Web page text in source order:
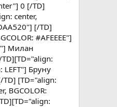
0 [/TD]
center,
[/TD]
#AFEEEE"]
Милан
Бруну
[TD="align:
BGCOLOR: